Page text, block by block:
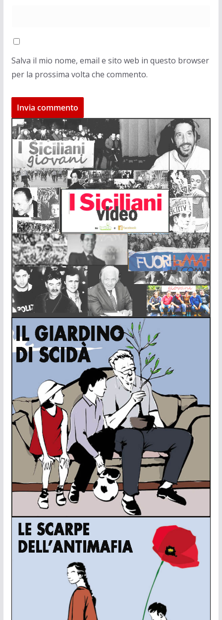
Salva il mio nome, email e sito web in questo browser
per la prossima volta che commento.